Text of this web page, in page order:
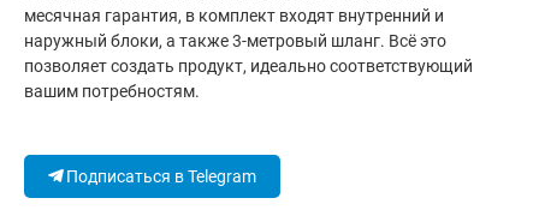
месячная гарантия, в комплект входят внутренний и
наружный блоки, а также 3-метровый шланг. Всё это
позволяет создать продукт, идеально соответствующий
вашим потребностям.
Подписаться в Telegram